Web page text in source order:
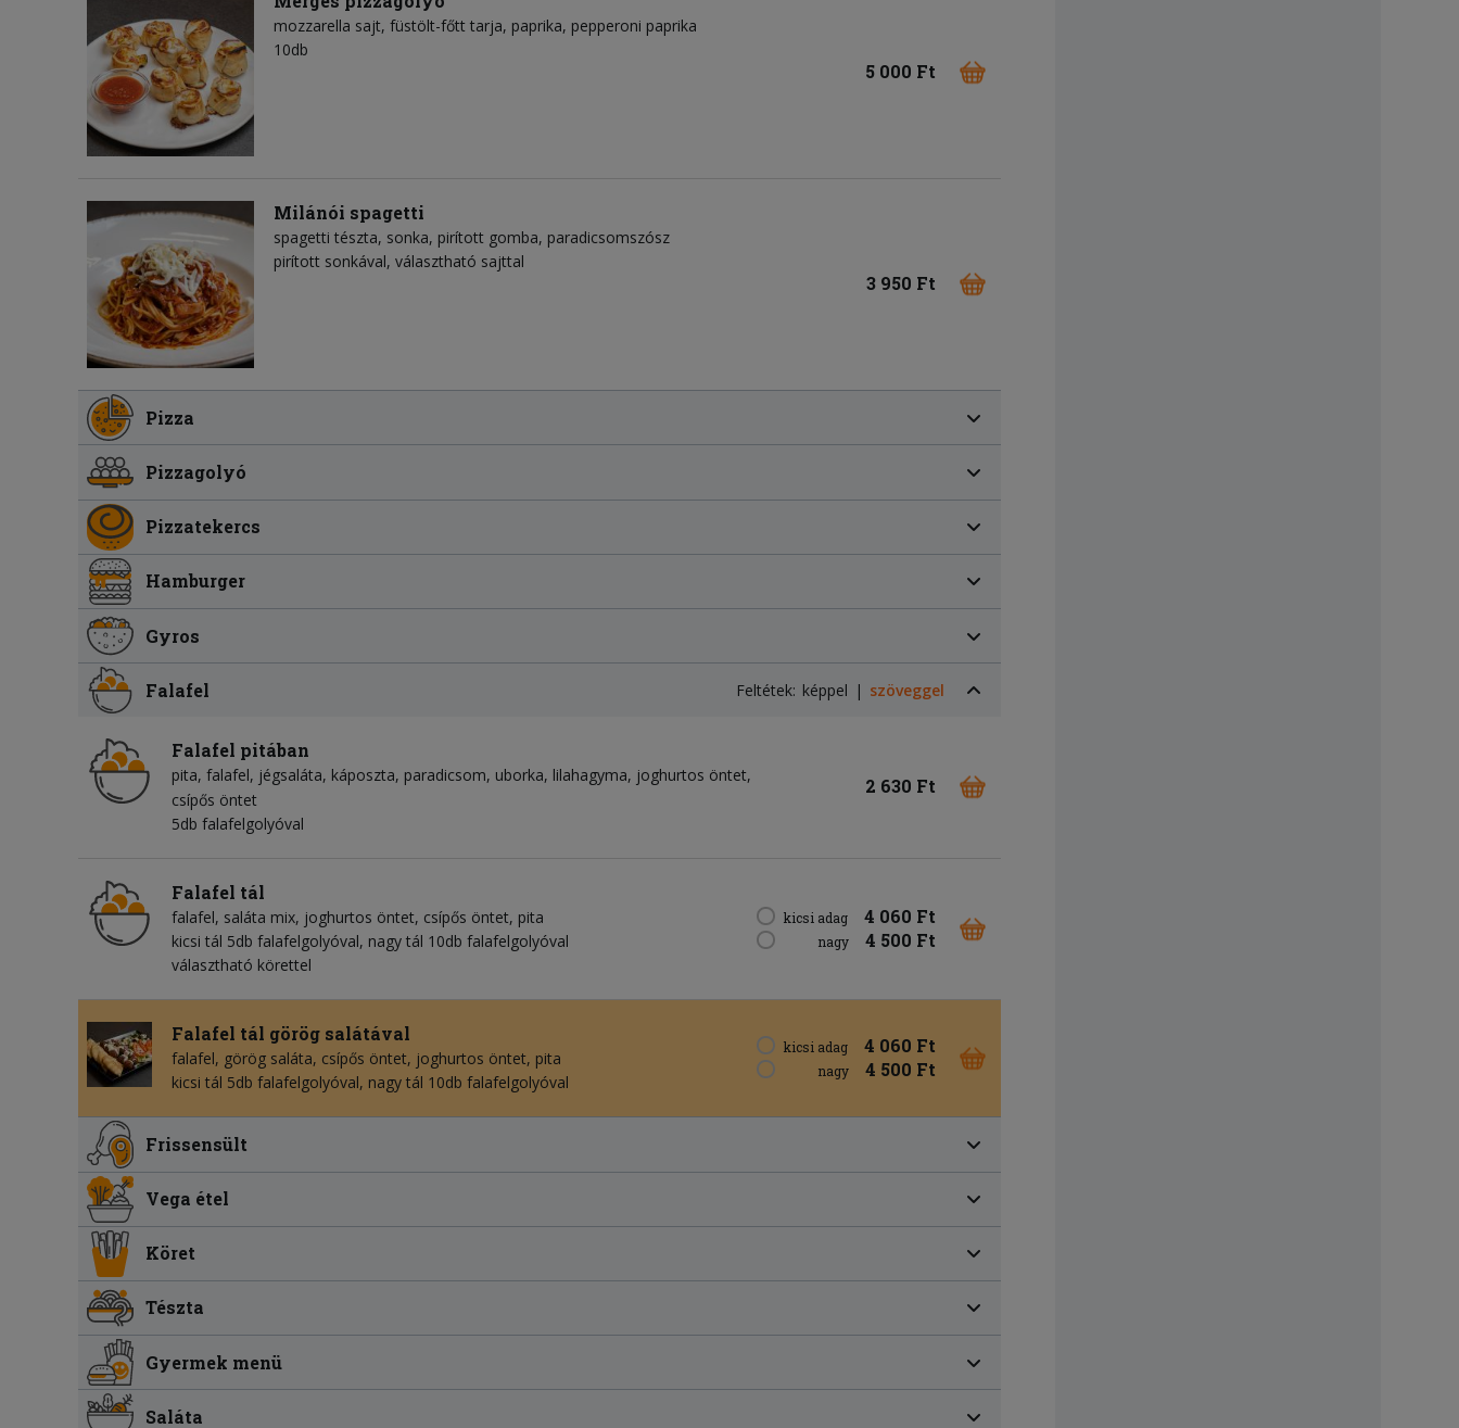
mozzarella sajt füstölt-főtt tarja paprika pepperoni paprika
10db
5 000 Ft
Milánói spagetti
spagetti tészta sonka pirított gomba paradicsomszósz
pirított sonkával, választható sajttal
3 950 Ft
Pizza
Pizzagolyó
Pizzatekercs
Hamburger
Gyros
Falafel Feltétek: képpel szöveggel
Falafel pitában
pita falafel jégsaláta káposzta paradicsom uborka lilahagyma joghurtos öntet
csípős öntet
5db falafelgolyóval
2 630 Ft
Falafel tál
falafel saláta mix joghurtos öntet csípős öntet pita
kicsi tál 5db falafelgolyóval, nagy tál 10db falafelgolyóval
választható körettel
kicsi adag 4 060 Ft
nagy 4 500 Ft
Falafel tál görög salátával
falafel görög saláta csípős öntet joghurtos öntet pita
kicsi tál 5db falafelgolyóval, nagy tál 10db falafelgolyóval
kicsi adag 4 060 Ft
nagy 4 500 Ft
Frissensült
Vega étel
Köret
Tészta
Gyermek menü
Saláta